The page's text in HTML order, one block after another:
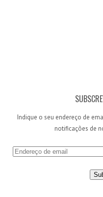
Indique o seu endereço de
notificações de
E